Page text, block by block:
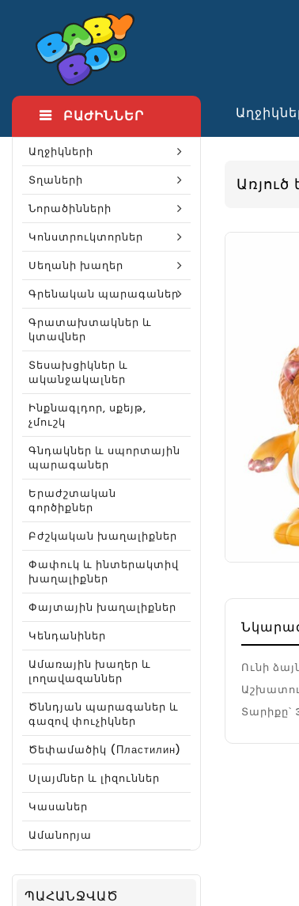
ԲԱԺԻՆՆԵՐ
Աղջիկների
Տղաների
Նորածինների
Կոնստրուկտորներ
Սեղանի խաղեր
Գրենական պարագաներ
Գրատախտակներ և
կտավներ
Տեսախցիկներ և
ականջակալներ
Ինքնագլդոր, սքեյթ,
չմուշկ
Գնդակներ և սպորտային
պարագաներ
Երաժշտական
գործիքներ
Բժշկական խաղալիքներ
Փափուկ և ինտերակտիվ
խաղալիքներ
Փայտային խաղալիքներ
Կենդանիներ
Ամառային խաղեր և
լողավազաններ
Ծննդյան պարագաներ և
գազով փուչիկներ
Ծեփամածիկ (Пластилин)
Սլայմներ և լիզուններ
Կասաներ
Ամանորյա
ՊԱՀԱՆՋՎԱԾ
Ունի
Տարիքը՝